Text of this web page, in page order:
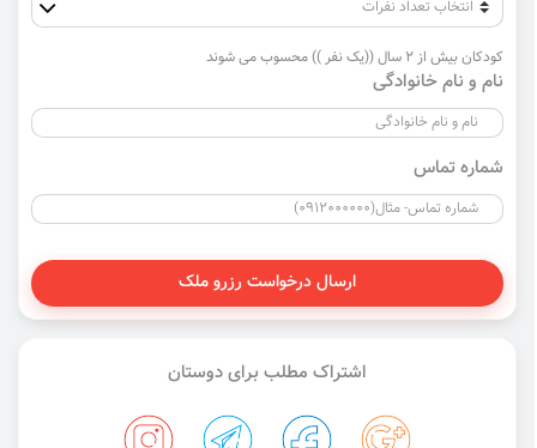
کودکان بیش از 2 سال ((یک نفر )) محسوب می شوند
نام و نام خانوادگی
شماره تماس
ارسال درخواست رزرو ملک
اشتراک مطلب برای دوستان